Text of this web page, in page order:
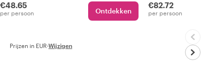
€48.65
per persoon Ontdekken
€82.72
per persoon
Prijzen in EUR·Wijzigen